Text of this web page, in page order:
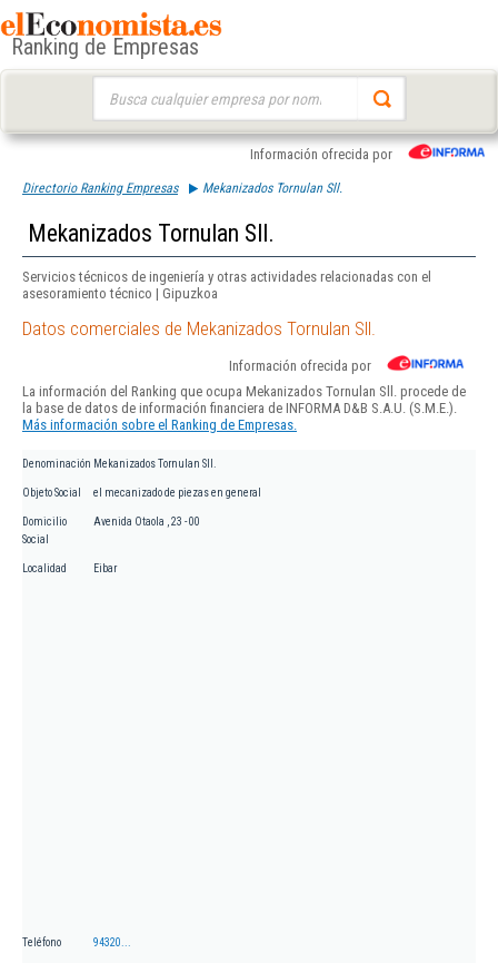
Ranking de Empresas
Información ofrecida por
Directorio Ranking Empresas Mekanizados Tornulan Sll.
Mekanizados Tornulan Sll.
Servicios técnicos de ingeniería y otras actividades relacionadas con el
asesoramiento técnico | Gipuzkoa
Datos comerciales de Mekanizados Tornulan Sll.
Información ofrecida por
La información del Ranking que ocupa Mekanizados Tornulan Sll. procede de
la base de datos de información financiera de INFORMA D&B S.A.U. (S.M.E.).
Más información sobre el Ranking de Empresas.
Denominación Mekanizados Tornulan Sll.
Objeto Social el mecanizado de piezas en general
Domicilio
Social
Avenida Otaola , 23 - 00
Localidad Eibar
Teléfono 94320...